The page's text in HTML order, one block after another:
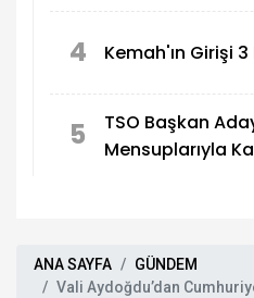
4 Kemah'ın Girişi
5
TSO Başkan
Mensuplarıyla
ANA SAYFA
GÜNDEM
Vali Aydoğdu’dan